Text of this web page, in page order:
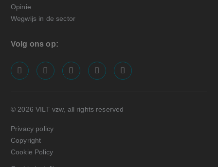
Opinie
Wegwijs in de sector
Volg ons op:
screenreader.visit us on our facebook page: https://
screenreader.visit us on our linkedin page:
screenreader.visit us on our
screenreader.visit us on our x
screenreader.visit us on
© 2026 VILT vzw, all rights reserved
Privacy policy
Copyright
Cookie Policy